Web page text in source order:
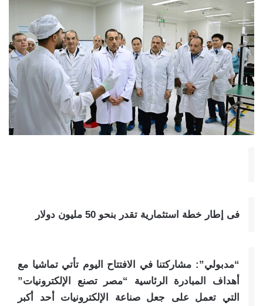
فى إطار خطة استثمارية تقدر بنحو 50 مليون دولار
“مدبولي”: مشاركتنا في الافتتاح اليوم تأتي تماشيا مع
أهداف المبادرة الرئاسية “مصر تصنع الإلكترونيات”
التي تعمل على جعل صناعة الإلكترونيات أحد أكبر